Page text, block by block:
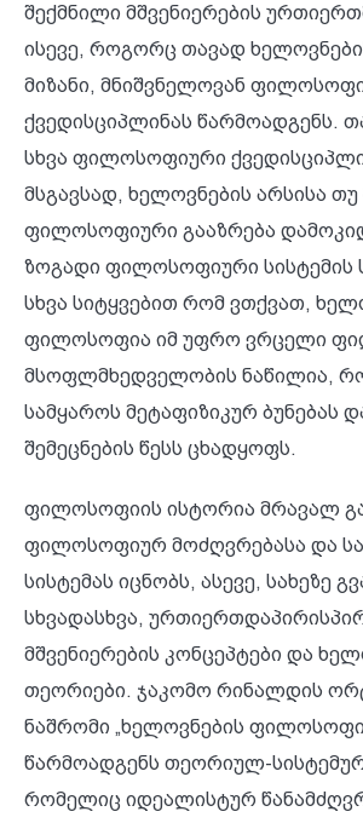
შექმნილი მშვენიერების
ისევე, როგორც თავად
მიზანი, მნიშვნელოვან
ქვედისციპლინას წარმოადგენს.
სხვა ფილოსოფიური
მსგავსად, ხელოვნების არსისა თუ
ფილოსოფიური გააზრება
ზოგადი ფილოსოფიური სისტემის
სხვა სიტყვებით რომ ვთქვათ,
ფილოსოფია იმ უფრო ვრცელი
მსოფლმხედველობის ნაწილია,
სამყაროს მეტაფიზიკურ ბუნებას
შემეცნების წესს ცხადყოფს.
ფილოსოფიის ისტორია მრავალ
ფილოსოფიურ მოძღვრებასა და
სისტემას იცნობს, ასევე, სახეზე
სხვადასხვა,
მშვენიერების კონცეპტები და
თეორიები. ჯაკომო რინალდის
ნაშრომი „ხელოვნების
წარმოადგენს თეორიულ-
რომელიც იდეალისტურ